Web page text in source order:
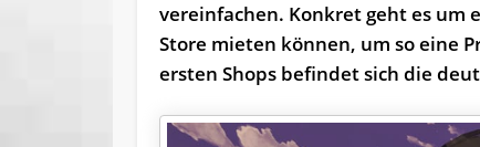
vereinfachen. Konkret geht es um
Store mieten können, um so eine
ersten Shops befindet sich die